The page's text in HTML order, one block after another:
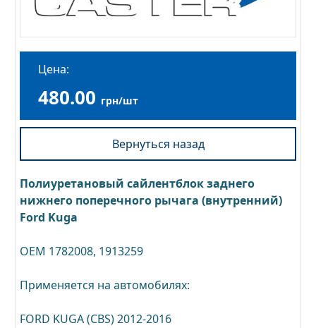
Цена:
480.00 грн/шт
Вернуться назад
Полиуретановый сайлентблок заднего
нижнего поперечного рычага (внутренний)
Ford Kuga
OEM 1782008, 1913259
Применяется на автомобилях:
FORD KUGA (CBS) 2012-2016